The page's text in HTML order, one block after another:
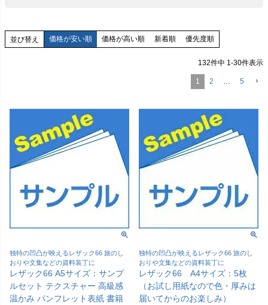
並び替え 価格が安い順 価格が高い順 新着順 優先度順
132件中 1-30件表示
1 2 … 5
独特の凹凸が映えるレザック66 旅のし
おりや文集などの資料装丁に
レザック66 A5サイズ：サンプ
ルセット テクスチャー 高級感
温かみ パンフレット表紙 書籍
独特の凹凸が映えるレザック66 旅のし
おりや文集などの資料装丁に
レザック66 A4サイズ：5枚
（お試し用紙なので色・厚みは
届いてからのお楽しみ）